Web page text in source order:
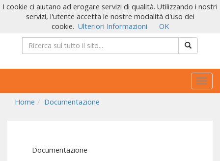
Home
Documentazione
Documentazione
I cookie ci aiutano ad erogare servizi di qualità. Utilizzando i nostri
servizi, l'utente accetta le nostre modalità d'uso dei
cookie. Ulteriori Informazioni OK